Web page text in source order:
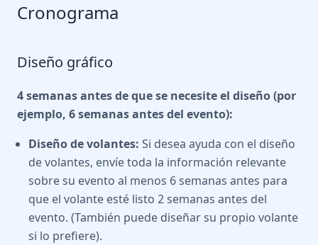
Cronograma
Diseño gráfico
4 semanas antes de que se necesite el diseño (por
ejemplo, 6 semanas antes del evento):
Diseño de volantes: Si desea ayuda con el diseño
de volantes, envíe toda la información relevante
sobre su evento al menos 6 semanas antes para
que el volante esté listo 2 semanas antes del
evento. (También puede diseñar su propio volante
si lo prefiere).